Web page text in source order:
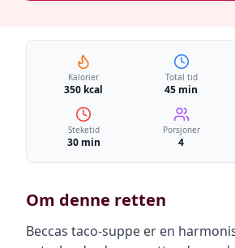
Kalorier
350 kcal
Total tid
45 min
Steketid
30 min
Porsjoner
4
Om denne retten
Beccas taco-suppe er en